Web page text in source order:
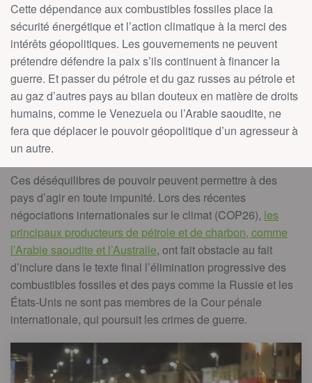
Cette dépendance aux combustibles fossiles place la
sécurité énergétique et l’action climatique à la merci des
intérêts géopolitiques. Les gouvernements ne peuvent
prétendre défendre la paix s’ils continuent à financer la
guerre. Et passer du pétrole et du gaz russes au pétrole et
au gaz d’autres pays au bilan douteux en matière de droits
humains, comme le Venezuela ou l’Arabie saoudite, ne
fera que déplacer le pouvoir géopolitique d’un agresseur à
un autre.
Ces déséquilibres de pouvoir peuvent permettre à des
pays d’agir en toute impunité. Lors des récentes
négociations internationales sur le climat (COP26), les
principaux producteurs de pétrole et de charbon, comme
l’Arabie saoudite et l’Australie, ont fait obstacle au fait
d’inclure dans le texte final l’élimination progressive des
combustibles fossiles et des pays comme la Russie et les
États-Unis ne sont pas membres de la Cour pénale
internationale, qui poursuit les crimes de guerre.